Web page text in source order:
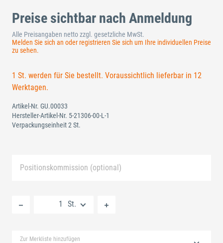
Preise sichtbar nach Anmeldung
Alle Preisangaben netto zzgl. gesetzliche MwSt.
Melden Sie sich an oder registrieren Sie sich um Ihre individuellen Preise
zu sehen.
1 St. werden für Sie bestellt. Voraussichtlich lieferbar in 12
Werktagen.
Artikel-Nr. GU.00033
Hersteller-Artikel-Nr. 5-21306-00-L-1
Verpackungseinheit 2 St.
Positionskommission (optional)
St.
Zur Merkliste hinzufügen